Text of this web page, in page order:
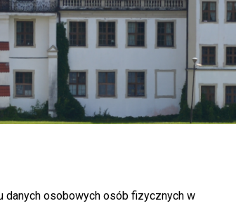
danych osobowych osób fizycznych w